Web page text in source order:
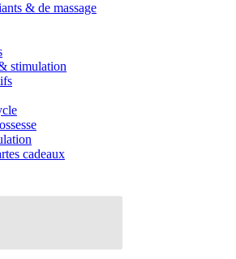
& de massage
stimulation
cadeaux